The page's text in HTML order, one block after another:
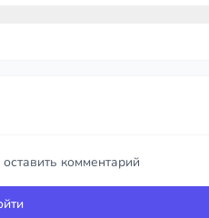
Войти комментарий